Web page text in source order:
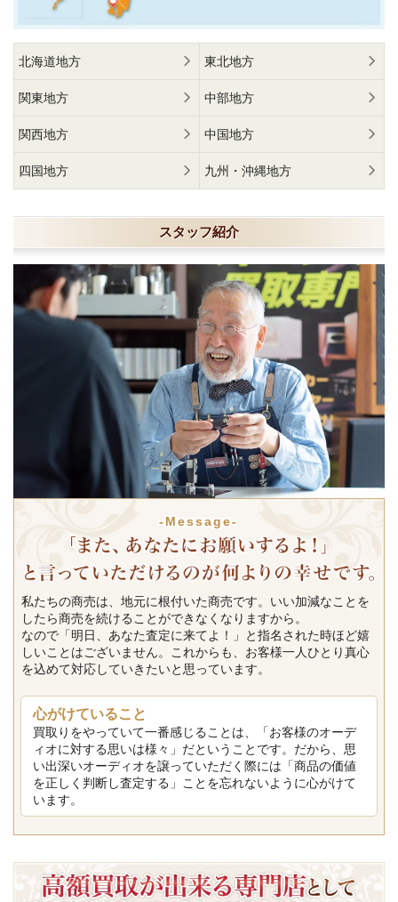
北海道地方 東北地方
関東地方 中部地方
関西地方 中国地方
四国地方 九州・沖縄地方
スタッフ紹介
-Message-
私たちの商売は、地元に根付いた商売です。いい加減なことを
したら商売を続けることができなくなりますから。
なので「明日、あなた査定に来てよ！」と指名された時ほど嬉
しいことはございません。これからも、お客様一人ひとり真心
を込めて対応していきたいと思っています。
心がけていること
買取りをやっていて一番感じることは、「お客様のオーデ
ィオに対する思いは様々」だということです。だから、思
い出深いオーディオを譲っていただく際には「商品の価値
を正しく判断し査定する」ことを忘れないように心がけて
います。